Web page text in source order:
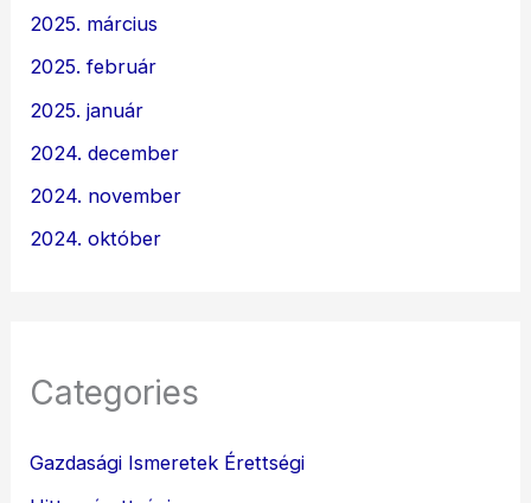
2025. március
2025. február
2025. január
2024. december
2024. november
2024. október
Categories
Gazdasági Ismeretek Érettségi